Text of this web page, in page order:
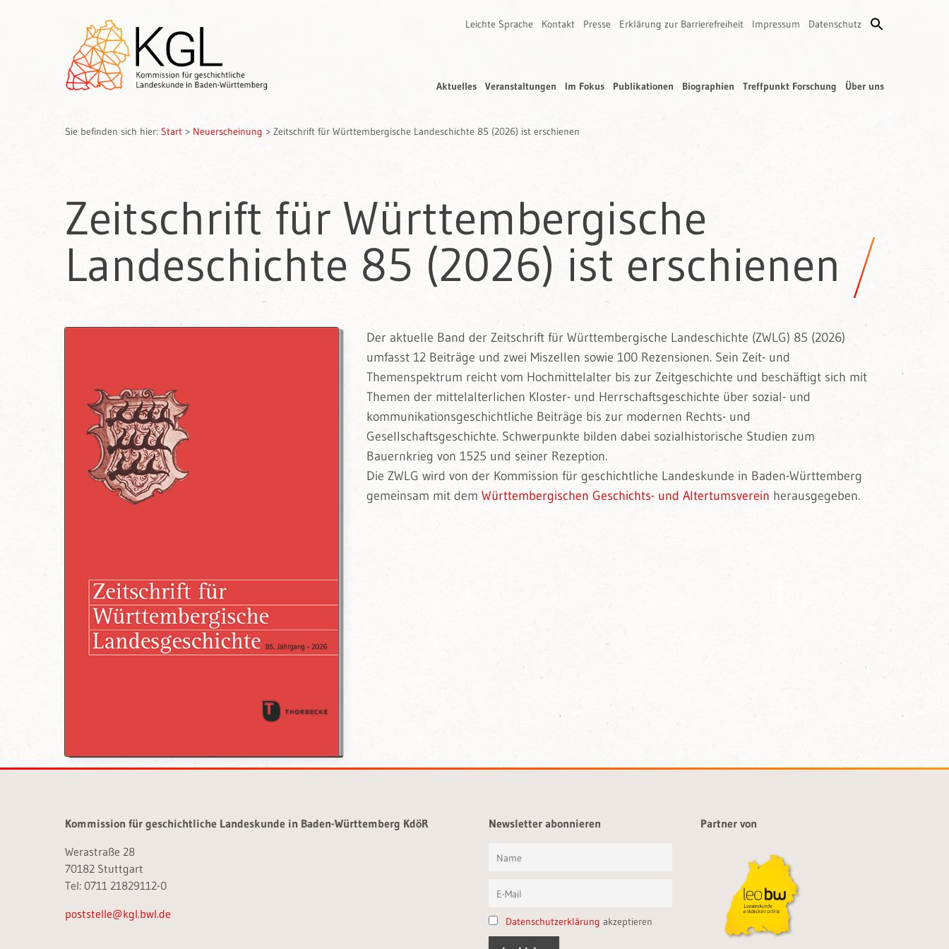
Leichte Sprache Kontakt Presse Erklärung zur Barrierefreiheit Impressum Datenschutz
Aktuelles Veranstaltungen Im Fokus Publikationen Biographien Treffpunkt Forschung Über uns
Sie befinden sich hier: Start > Neuerscheinung > Zeitschrift für Württembergische Landeschichte 85 (2026) ist erschienen
Zeitschrift für Württembergische
Landeschichte 85 (2026) ist erschienen
Der aktuelle Band der Zeitschrift für Württembergische Landeschichte (ZWLG) 85 (2026)
umfasst 12 Beiträge und zwei Miszellen sowie 100 Rezensionen. Sein Zeit- und
Themenspektrum reicht vom Hochmittelalter bis zur Zeitgeschichte und beschäftigt sich mit
Themen der mittelalterlichen Kloster- und Herrschaftsgeschichte über sozial- und
kommunikationsgeschichtliche Beiträge bis zur modernen Rechts- und
Gesellschaftsgeschichte. Schwerpunkte bilden dabei sozialhistorische Studien zum
Bauernkrieg von 1525 und seiner Rezeption.
Die ZWLG wird von der Kommission für geschichtliche Landeskunde in Baden-Württemberg
gemeinsam mit dem Württembergischen Geschichts- und Altertumsverein herausgegeben.
Kommission für geschichtliche Landeskunde in Baden-Württemberg KdöR
Werastraße 28
70182 Stuttgart
Tel: 0711 21829112-0
poststelle@kgl.bwl.de
Newsletter abonnieren
Datenschutzerklärung akzeptieren
Partner von